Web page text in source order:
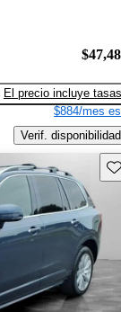
El precio incluye tasas
$884/mes
Verif. disponibilidad